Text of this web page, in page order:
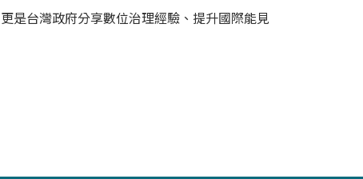
是台灣政府分享數位治理經驗、提升國際能見